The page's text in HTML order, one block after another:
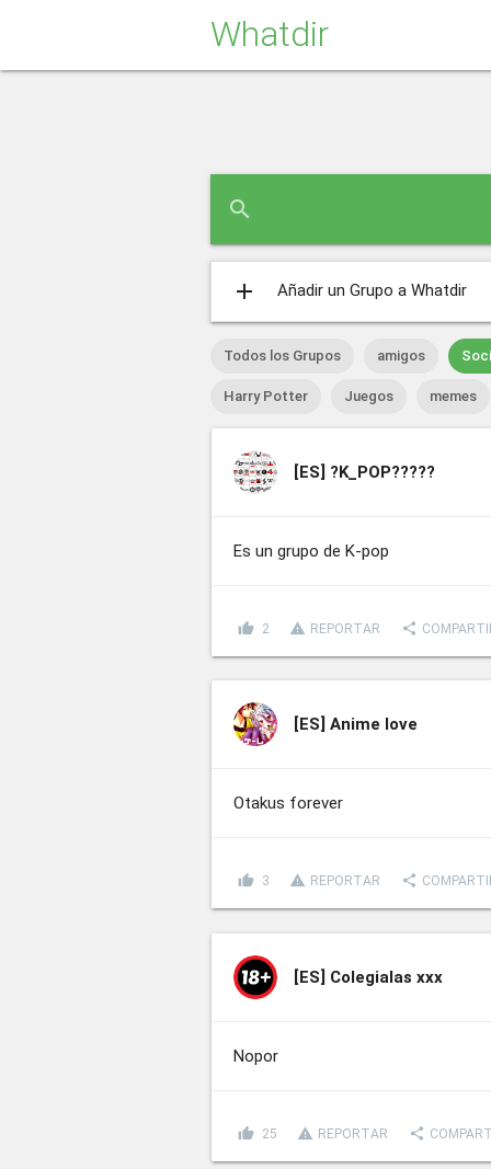
Whatdir
search
add Añadir un Grupo a Whatdir
Todos los Grupos amigos
Harry Potter Juegos memes
[ES] ?K_POP?????
Es un grupo de K-pop
thumb_up 2 report_problem REPORTAR share
[ES]Anime love
Otakus forever
thumb_up 3 report_problem REPORTAR share
[ES] Colegialas xxx
Nopor
thumb_up 25 report_problem REPORTAR share